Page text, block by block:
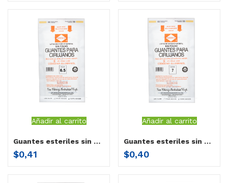
Añadir al carrito
Guantes esteriles sin polvo Herenco 6.5”
$0,41
Añadir al carrito
Guantes esteriles sin polvo Herenco 7”
$0,40